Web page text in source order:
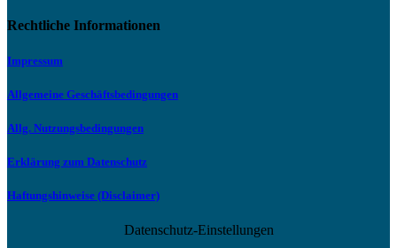
Rechtliche Informationen
Impressum
Allgemeine Geschäftsbedingungen
Allg. Nutzungsbedingungen
Erklärung zum Datenschutz
Haftungshinweise (Disclaimer)
Datenschutz-Einstellungen